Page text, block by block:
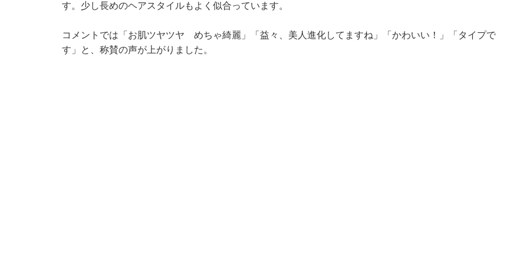
す。少し長めのヘアスタイルもよく似合っています。
コメントでは「お肌ツヤツヤ めちゃ綺麗」「益々、美人進化してますね」「かわいい！」「タイプで
す」と、称賛の声が上がりました。